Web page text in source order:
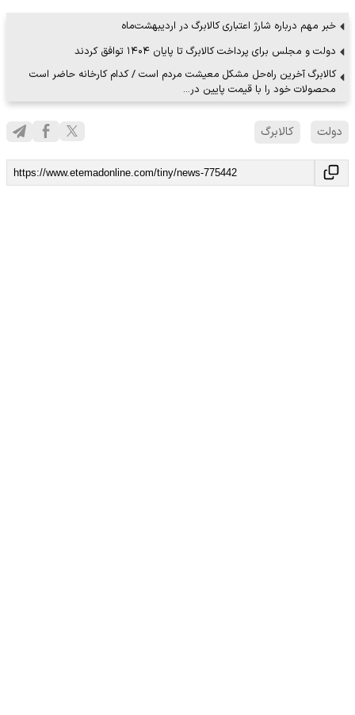
خبر مهم درباره شارژ اعتباری کالابرگ در اردیبهشت‌ماه
دولت و مجلس برای پرداخت کالابرگ تا پایان ۱۴۰۴ توافق کردند
کالابرگ آخرین راه‌حل مشکل معیشت مردم است / کدام کارخانه حاضر است
محصولات خود را با قیمت پایین در…
دولت کالابرگ